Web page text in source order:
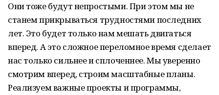
Они тоже будут непростыми. При этом мы не
станем прикрываться трудностями последних
лет. Это будет только нам мешать двигаться
вперед. А это сложное переломное время сделает
нас только сильнее и сплоченнее. Мы уверенно
смотрим вперед, строим масштабные планы.
Реализуем важные проекты и программы,